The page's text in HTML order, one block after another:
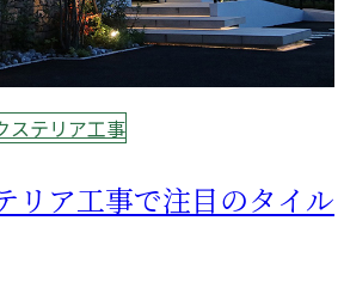
ステリア工事
リア工事で注目のタイル